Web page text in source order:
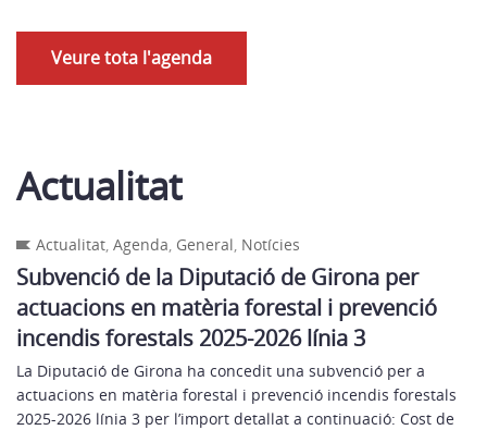
Veure tota l'agenda
Actualitat
Actualitat, Agenda, General, Notícies
Subvenció de la Diputació de Girona per
actuacions en matèria forestal i prevenció
incendis forestals 2025-2026 línia 3
La Diputació de Girona ha concedit una subvenció per a
actuacions en matèria forestal i prevenció incendis forestals
2025-2026 línia 3 per l’import detallat a continuació: Cost de